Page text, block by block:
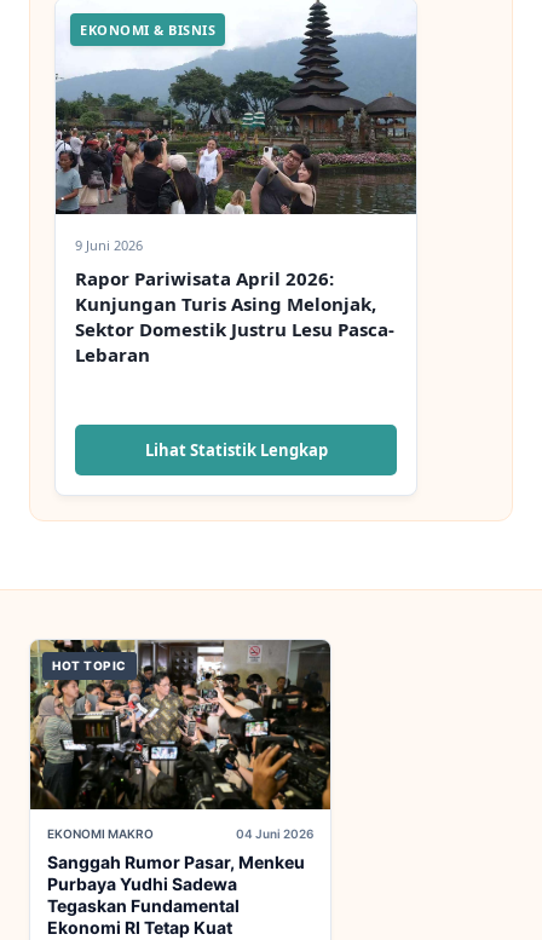
EKONOMI & BISNIS
9 Juni 2026
Rapor Pariwisata April 2026:
Kunjungan Turis Asing Melonjak,
Sektor Domestik Justru Lesu Pasca-
Lebaran
Lihat Statistik Lengkap
HOT TOPIC
EKONOMI MAKRO 04 Juni 2026
Sanggah Rumor Pasar, Menkeu
Purbaya Yudhi Sadewa
Tegaskan Fundamental
Ekonomi RI Tetap Kuat